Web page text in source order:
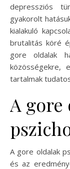
depressziós
gyakorolt
kialakuló
brutalitás köré
gore oldalak
közösségekre,
tartalmak
A gore
A gore oldalak
és az